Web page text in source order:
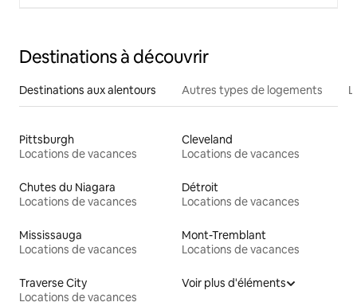
Destinations à découvrir
Destinations aux alentours Autres types de logements
Pittsburgh
Locations de vacances
Cleveland
Locations de vacances
Chutes du Niagara
Locations de vacances
Détroit
Locations de vacances
Mississauga
Locations de vacances
Mont-Tremblant
Locations de vacances
Traverse City
Locations de vacances
Voir plus d'éléments